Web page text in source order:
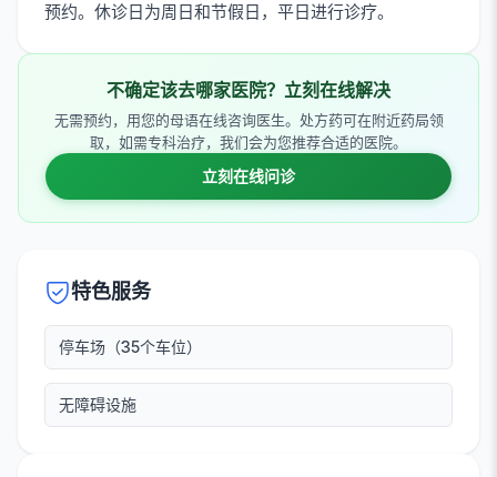
预约。休诊日为周日和节假日，平日进行诊疗。
不确定该去哪家医院？立刻在线解决
无需预约，用您的母语在线咨询医生。处方药可在附近药局领
取，如需专科治疗，我们会为您推荐合适的医院。
立刻在线问诊
特色服务
停车场（35个车位）
无障碍设施